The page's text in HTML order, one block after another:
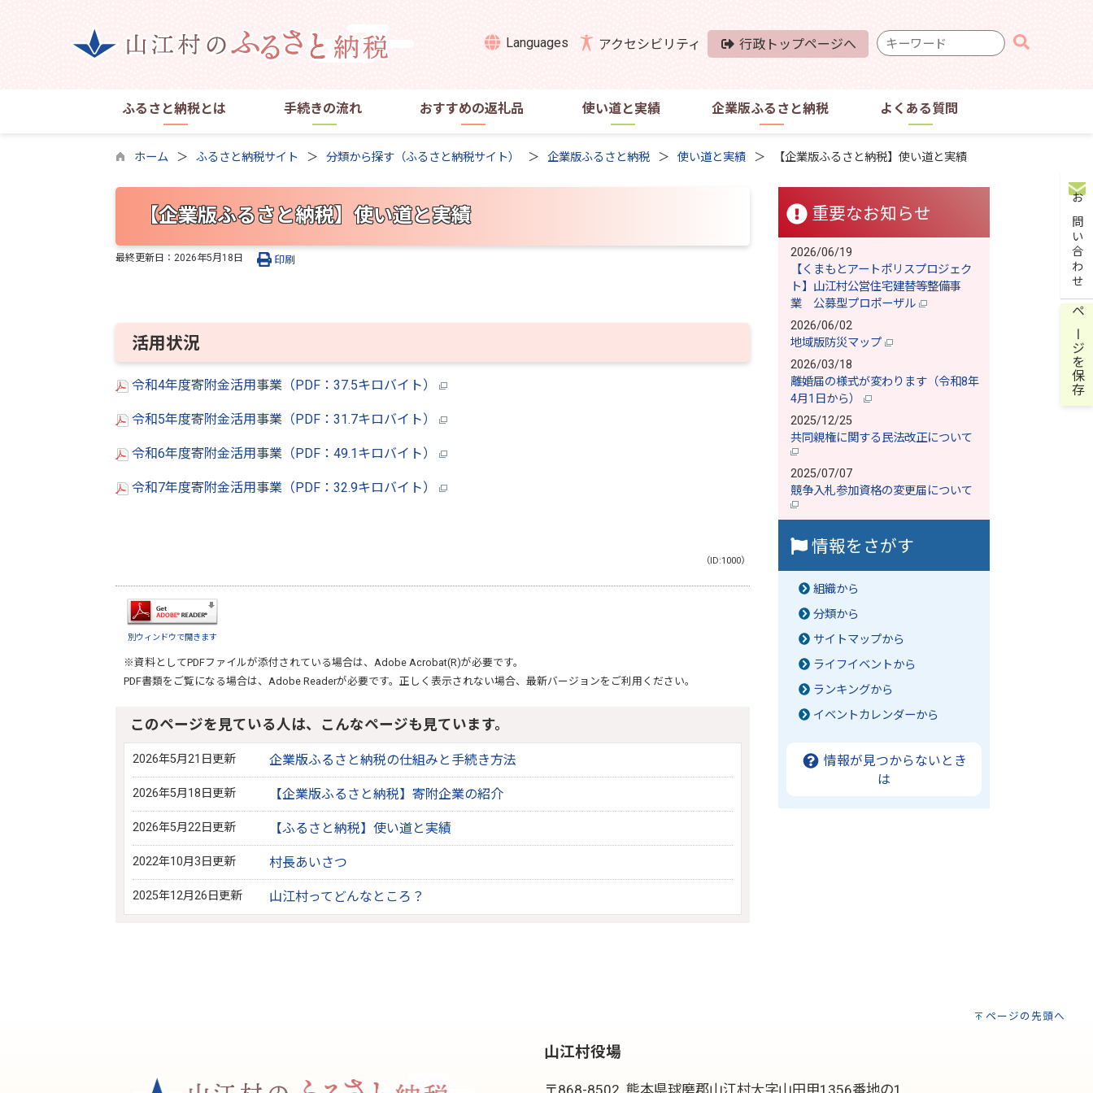
Languages アクセシビリティ 行政トップページへ
検
索
ワ
ふるさと納税とは 手続きの流れ おすすめの返礼品 使い道と実績 企業版ふるさと納税 よくある質問
お問い合わせ
ホーム ふるさと納税サイト 分類から探す（ふるさと納税サイト） 企業版ふるさと納税 使い道と実績 【企業版ふるさと納税】使い道と実績
【企業版ふるさと納税】使い道と実績
最終更新日： 2026年5月18日 印刷
活用状況
令和4年度寄附金活用事業（PDF：37.5キロバイト）
令和5年度寄附金活用事業（PDF：31.7キロバイト）
令和6年度寄附金活用事業（PDF：49.1キロバイト）
令和7年度寄附金活用事業（PDF：32.9キロバイト）
（ID:1000）
別ウィンドウで開きます
※資料としてPDFファイルが添付されている場合は、 Adobe Acrobat(R)が必要です。
PDF書類をご覧になる場合は、 Adobe Readerが必要です。正しく表示されない場合、最新バージョンをご利用ください。
このページを見ている人は、こんなページも見ています。
2026年5月21日更新 企業版ふるさと納税の仕組みと手続き方法
2026年5月18日更新 【企業版ふるさと納税】寄附企業の紹介
2026年5月22日更新 【ふるさと納税】使い道と実績
2022年10月3日更新 村長あいさつ
2025年12月26日更新 山江村ってどんなところ？
重要なお知らせ
2026/06/19
【くまもとアートポリスプロジェク
ト】山江村公営住宅建替等整備事
業 公募型プロポーザル
2026/06/02
地域版防災マップ
2026/03/18
離婚届の様式が変わります（令和8年
4月1日から）
2025/12/25
共同親権に関する民法改正について
2025/07/07
競争入札参加資格の変更届について
情報をさがす
組織から
分類から
サイトマップから
ライフイベントから
ランキングから
イベントカレンダーから
情報が見つからないとき
は
ページの先頭へ
山江村役場
〒868-8502 熊本県球磨郡山江村大字山田甲1356番地の1
ページを保存